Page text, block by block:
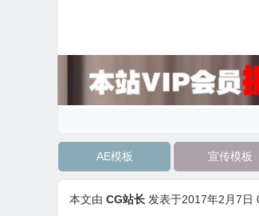
AE模板 宣传模板
本文由 CG站长 发表于2017年2月7日